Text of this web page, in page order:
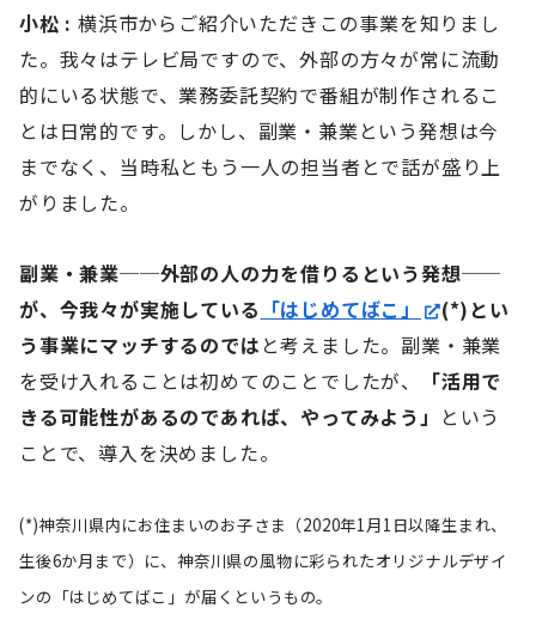
小松 : 横浜市からご紹介いただきこの事業を知りまし
た。我々はテレビ局ですので、外部の方々が常に流動
的にいる状態で、業務委託契約で番組が制作されるこ
とは日常的です。しかし、副業・兼業という発想は今
までなく、当時私ともう一人の担当者とで話が盛り上
がりました。
副業・兼業──外部の人の力を借りるという発想──
が、今我々が実施している 「はじめてばこ」
(*)とい
う事業にマッチするのでは と考えました。副業・兼業
を受け入れることは初めてのことでしたが、
「活用で
きる可能性があるのであれば、やってみよう」 という
ことで、導入を決めました。
(*)神奈川県内にお住まいのお子さま（2020年1月1日以降生まれ、
生後6か月まで）に、神奈川県の風物に彩られたオリジナルデザイ
ンの「はじめてばこ」が届くというもの。